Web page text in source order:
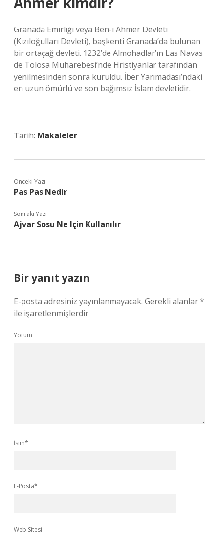
Granada Emirliği veya Ben-i Ahmer Devleti
(Kızıloğulları Devleti), başkenti Granada’da bulunan
bir ortaçağ devleti. 1232’de Almohadlar’ın Las Navas
de Tolosa Muharebesi’nde Hristiyanlar tarafından
yenilmesinden sonra kuruldu. İber Yarımadası’ndaki
en uzun ömürlü ve son bağımsız İslam devletidir.
Tarih: Makaleler
Önceki Yazı
Pas Pas Nedir
Sonraki Yazı
Ajvar Sosu Ne Için Kullanılır
Bir yanıt yazın
E-posta adresiniz yayınlanmayacak. Gerekli alanlar*
ile işaretlenmişlerdir
Yorum
İsim*
E-Posta*
Web Sitesi